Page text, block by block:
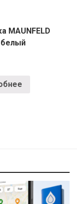
MAUNFELD
белый